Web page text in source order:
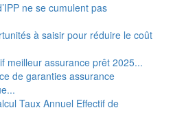
ne se cumulent pas
à saisir pour réduire le coût
meilleur assurance prêt 2025...
de garanties assurance
Taux Annuel Effectif de